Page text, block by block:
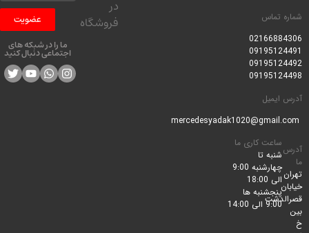
تماس
ساعت کاری ما
شنبه تا
چهارشنبه 9:00
الی 18:00
پنجشنبه ها
9:00 الی 14:00
فروشگاه
عضویت
ما را در شبکه های
اجتماعی دنبال کنید